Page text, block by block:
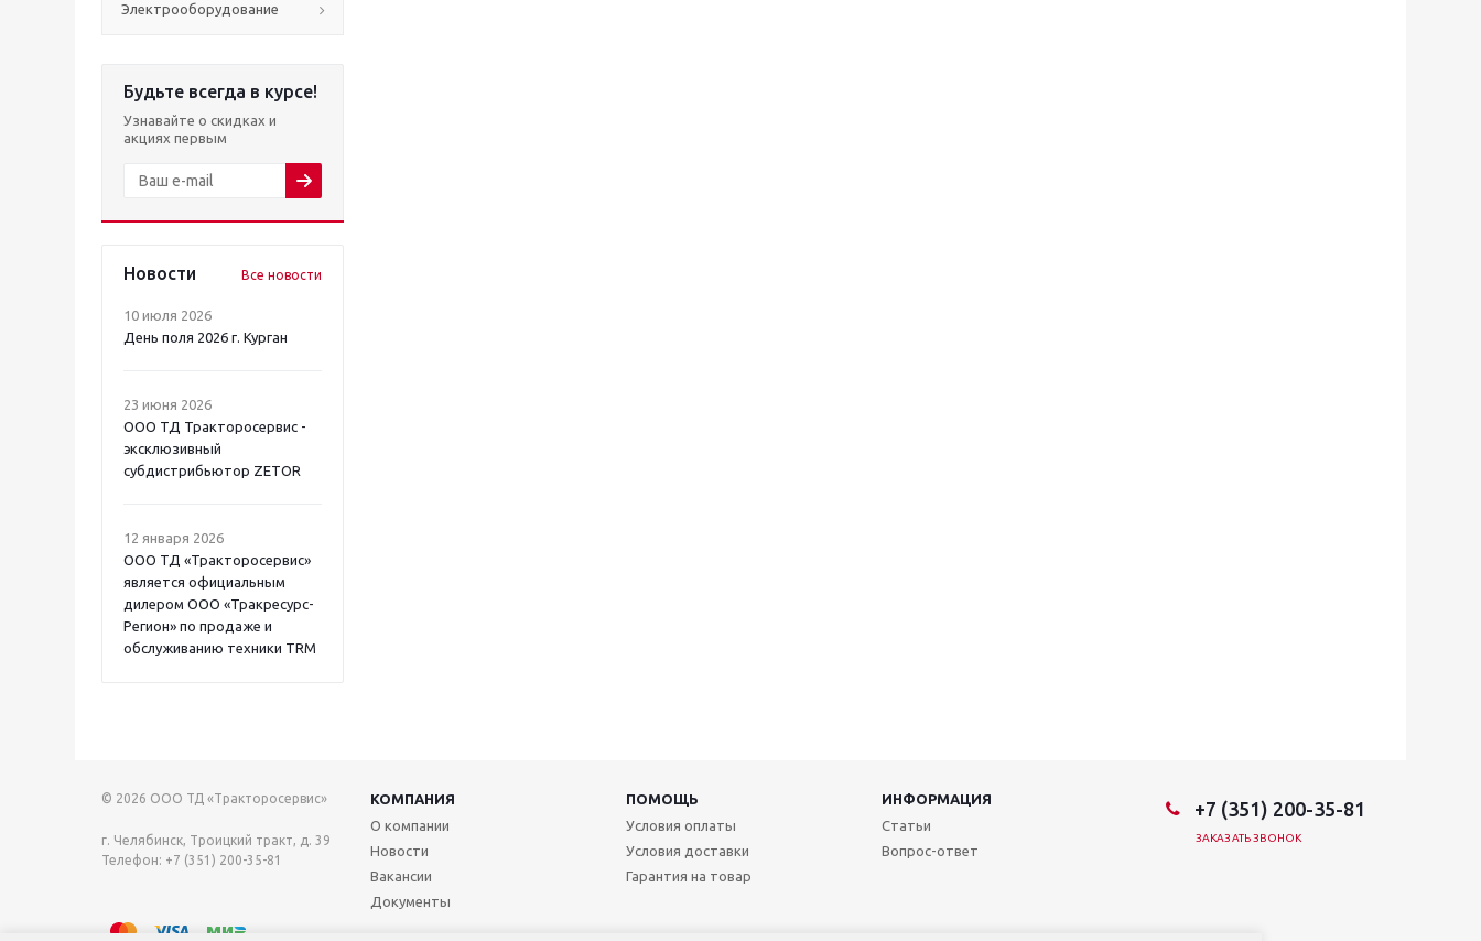
Электрооборудование
Будьте всегда в курсе!
Узнавайте о скидках и
акциях первым
Новости Все новости
10 июля 2026
День поля 2026 г. Курган
23 июня 2026
ООО ТД Тракторосервис -
эксклюзивный
субдистрибьютор ZETOR
12 января 2026
ООО ТД «Тракторосервис»
является официальным
дилером ООО «Тракресурс-
Регион» по продаже и
обслуживанию техники TRM
© 2026 ООО ТД «Тракторосервис»
г. Челябинск, Троицкий тракт, д. 39
Телефон: +7 (351) 200-35-81
КОМПАНИЯ ПОМОЩЬ
ИНФОРМАЦИЯ
О компании
Новости
Вакансии
Документы
Условия оплаты
Условия доставки
Гарантия на товар
Статьи
Вопрос-ответ
+7 (351) 200-35-81
ЗАКАЗАТЬ ЗВОНОК